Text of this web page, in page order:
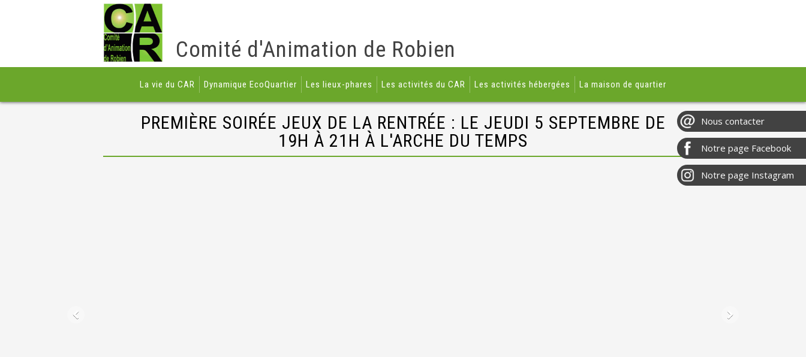
Comité d'Animation de Robien
La vie du CAR Dynamique EcoQuartier Les lieux-phares Les activités du CAR Les activités hébergées La maison de quartier
PREMIÈRE SOIRÉE JEUX DE LA RENTRÉE : LE JEUDI 5 SEPTEMBRE DE
19H À 21H À L'ARCHE DU TEMPS